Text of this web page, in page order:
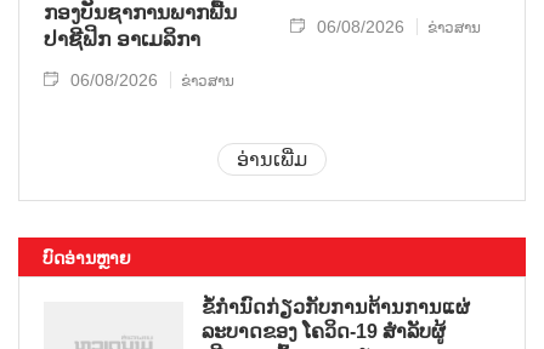
ກອງ​ບັນ​ຊາ​ການພາກ​ພື້ນ​
ປາ​ຊີ​ຟິກ ອາ​ເມ​ລິ​ກາ
06/08/2026 ຂ່າວສານ
06/08/2026 ຂ່າວສານ
ອ່ານເພີ່ມ
ບົດອ່ານຫຼາຍ
ຂໍ້ກຳນົດກ່ຽວກັບການຕ້ານການແຜ່
ລະບາດຂອງ ໂຄວິດ-19 ສຳລັບຜູ້